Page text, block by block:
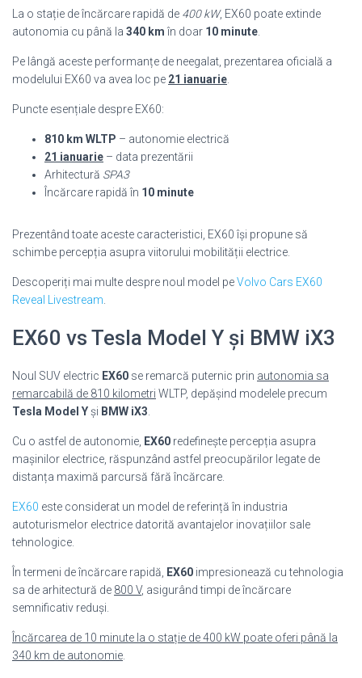
La o stație de încărcare rapidă de 400 kW, EX60 poate extinde
autonomia cu până la 340 km în doar 10 minute
Pe lângă aceste performanțe de neegalat, prezentarea oficială a
modelului EX60 va avea loc pe 21 ianuarie
Puncte esențiale despre EX60:
810 km WLTP – autonomie electrică
21 ianuarie – data prezentării
Arhitectură SPA3
Încărcare rapidă în 10 minute
Prezentând toate aceste caracteristici, EX60 își propune să
schimbe percepția asupra viitorului mobilității electrice.
Descoperiți mai multe despre noul model peVolvo Cars EX60
Reveal Livestream
EX60 vs Tesla Model Y și BMW iX3
Noul SUV electric EX60 se remarcă puternic prin autonomia sa
remarcabilă de 810 kilometri WLTP, depășind modelele precum
Tesla Model Yși BMW iX3
Cu o astfel de autonomie, EX60 redefinește percepția asupra
mașinilor electrice, răspunzând astfel preocupărilor legate de
distanța maximă parcursă fără încărcare.
EX60 este considerat un model de referință în industria
autoturismelor electrice datorită avantajelor inovațiilor sale
tehnologice.
În termeni de încărcare rapidă, EX60 impresionează cu tehnologia
sa de arhitectură de 800 V, asigurând timpi de încărcare
semnificativ reduși.
Încărcarea de 10 minute la o stație de 400 kW poate oferi până la
340 km de autonomie